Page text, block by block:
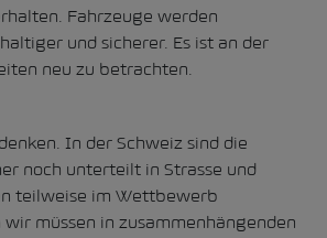
Fahrzeuge werden
und sicherer. Es ist an der
neu zu betrachten.
In der Schweiz sind die
noch unterteilt in Strasse und
teilweise im Wettbewerb
müssen in zusammenhängenden